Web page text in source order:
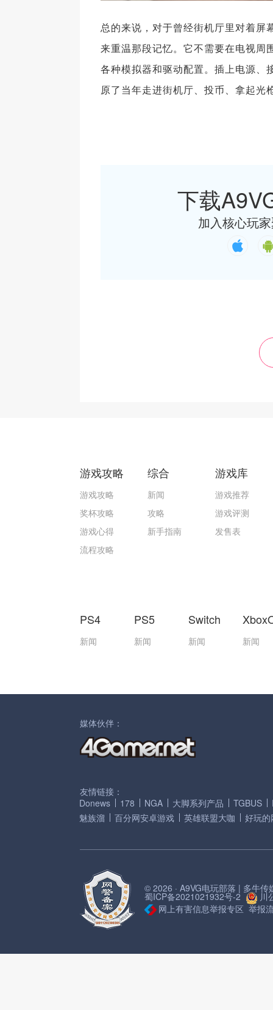
总的来说，对于曾经街机厅里对着
来重温那段记忆。它不需要在电视周
各种模拟器和驱动配置。插上电源
原了当年走进街机厅、投币、拿起光
下载
加入核心玩
游戏攻略
游戏攻略
奖杯攻略
游戏心得
流程攻略
综合
新闻
攻略
新手指南
游戏库
游戏推荐
游戏评测
发售表
PS4
新闻
PS5
新闻
Switch
新闻 新闻
媒体伙伴：
友情链接：
Donews
178 NGA 大脚系列产品 TGBUS
魅族溜
百分网安卓游戏 英雄联盟大咖 好玩的
© 2026 · A9VG电玩部落 | 多牛传
蜀ICP备2021021932号-2
川
网上有害信息举报专区 举报